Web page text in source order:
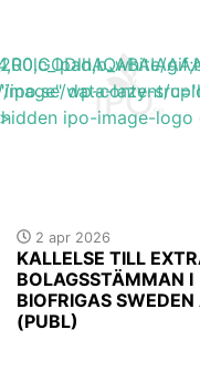
wp-content/
2 apr 2026
KALLELSE TILL
BOLAGSSTÄMMAN I
BIOFRIGAS SWEDEN
(PUBL)
data-lazy-
ipo-image-logo